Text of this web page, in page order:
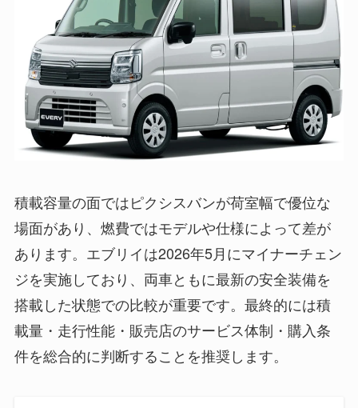
積載容量の面ではピクシスバンが荷室幅で優位な
場面があり、燃費ではモデルや仕様によって差が
あります。エブリイは2026年5月にマイナーチェン
ジを実施しており、両車ともに最新の安全装備を
搭載した状態での比較が重要です。最終的には積
載量・走行性能・販売店のサービス体制・購入条
件を総合的に判断することを推奨します。